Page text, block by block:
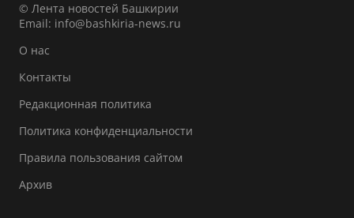
© Лента новостей Башкирии
Email: info@bashkiria-news.ru
О нас
Контакты
Редакционная политика
Политика конфиденциальности
Правила пользования сайтом
Архив